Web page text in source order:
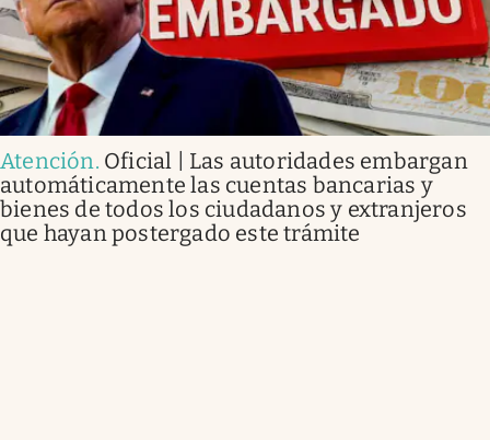
Atención. Oficial | Las autoridades embargan
automáticamente las cuentas bancarias y
bienes de todos los ciudadanos y extranjeros
que hayan postergado este trámite